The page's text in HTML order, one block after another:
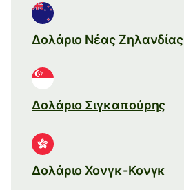
Δολάριο Νέας Ζηλανδίας
Δολάριο Σιγκαπούρης
Δολάριο Χονγκ-Κονγκ